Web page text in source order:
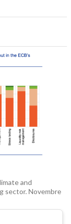
and
sector. Novembre